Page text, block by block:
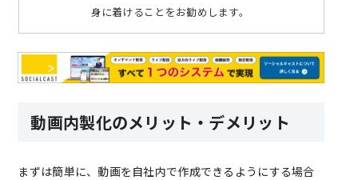
身に着けることをお勧めします。
動画内製化のメリット・デメリット
まずは簡単に、動画を自社内で作成できるようにする場合